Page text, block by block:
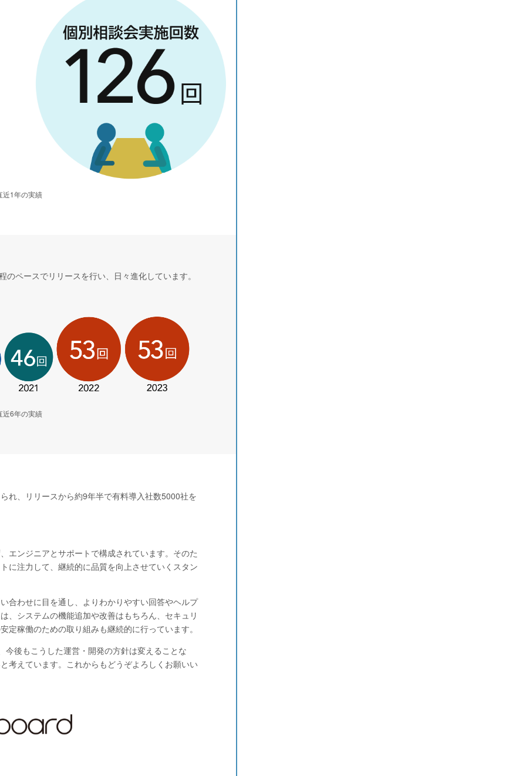
近1年の実績
ペースでリリースを行い、日々進化しています。
近6年の実績
れ、リリースから約9年半で有料導入社数5000社を
エンジニアとサポートで構成されています。そのた
に注力して、継続的に品質を向上させていくスタン
合わせに目を通し、よりわかりやすい回答やヘルプ
、システムの機能追加や改善はもちろん、セキュリ
稼働のための取り組みも継続的に行っています。
後もこうした運営・開発の方針は変えることな
考えています。これからもどうぞよろしくお願いい